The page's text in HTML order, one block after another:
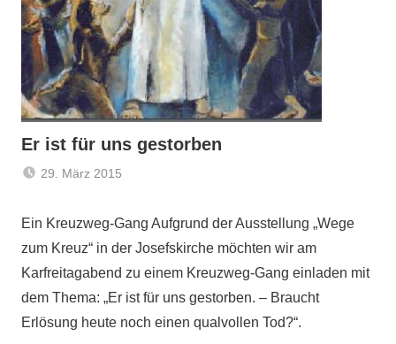
Er ist für uns gestorben
29. März 2015
Themann
Wege
2015
Ein Kreuzweg-Gang Aufgrund der Ausstellung „Wege
zum Kreuz“ in der Josefskirche möchten wir am
Karfreitagabend zu einem Kreuzweg-Gang einladen mit
dem Thema: „Er ist für uns gestorben. – Braucht
Erlösung heute noch einen qualvollen Tod?“.